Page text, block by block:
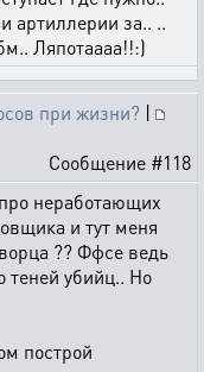
артиллерии за.. ..
Ляпотаааа!!:)
при жизни? |
Сообщение #118
неработающих
и тут меня
?? Ффсе ведь
теней убийц.. Но
построй